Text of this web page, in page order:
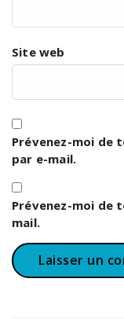
Site web
Prévenez-moi de
par e-mail.
Prévenez-moi de
mail.